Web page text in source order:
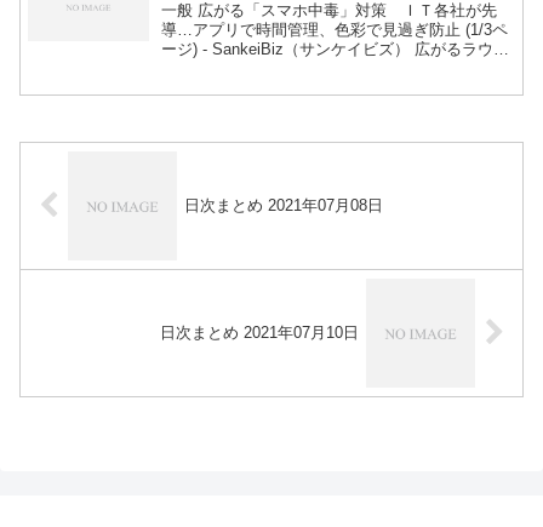
一般 広がる「スマホ中毒」対策 ＩＴ各社が先
導…アプリで時間管理、色彩で見過ぎ防止 (1/3ペ
ージ) - SankeiBiz（サンケイビズ） 広がるラウン
日次まとめ 2021年07月08日
日次まとめ 2021年07月10日